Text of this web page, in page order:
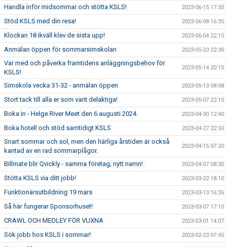
Handla inför midsommar och stötta KSLS! 2023-06-15 17:50
Stöd KSLS med din resa! 2023-06-08 16:35
Klockan 18 ikväll klev de sista upp! 2023-06-04 22:15
Anmälan öppen för sommarsimskolan 2023-05-23 22:30
Var med och påverka framtidens anläggningsbehov för
KSLS!
2023-05-14 20:15
Simskola vecka 31-32 - anmälan öppen 2023-05-13 08:08
Stort tack till alla er som varit delaktiga! 2023-05-07 22:15
Boka in - Helge River Meet den 6 augusti 2024. 2023-04-30 12:40
Boka hotell och stöd samtidigt KSLS 2023-04-27 22:50
Snart sommar och sol, men den härliga årstiden är också
kantad av en rad sommarplågor.
2023-04-15 07:20
Billmate blir Qvickly - samma företag, nytt namn! 2023-04-07 08:30
Stötta KSLS via ditt jobb! 2023-03-22 18:10
Funktionärsutbildning 19 mars 2023-03-13 16:26
Så här fungerar Sponsorhuset! 2023-03-07 17:10
CRAWL OCH MEDLEY FÖR VUXNA 2023-03-01 14:07
Sök jobb hos KSLS i sommar! 2023-02-23 07:45